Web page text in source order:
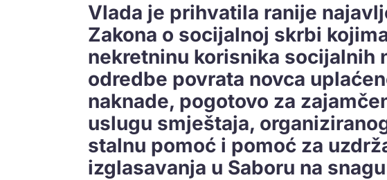
Vlada je prihvatila ranije
Zakona o socijalnoj skrbi
nekretninu korisnika socijalnih
odredbe povrata novca
naknade, pogotovo za
uslugu smještaja,
stalnu pomoć i pomoć za
izglasavanja u Saboru na